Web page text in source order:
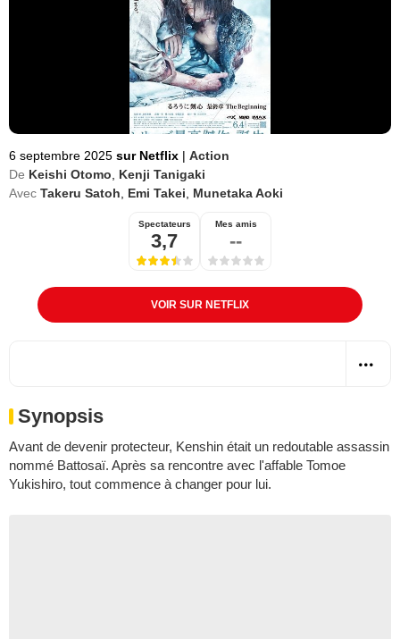
6 septembre 2025 sur Netflix | Action
De Keishi Otomo
Kenji Tanigaki
Avec Takeru Satoh Emi Takei Munetaka Aoki
Spectateurs
3,7
Mes amis
--
VOIR SUR NETFLIX
Synopsis
Avant de devenir protecteur, Kenshin était un redoutable assassin
nommé Battosaï. Après sa rencontre avec l'affable Tomoe
Yukishiro, tout commence à changer pour lui.